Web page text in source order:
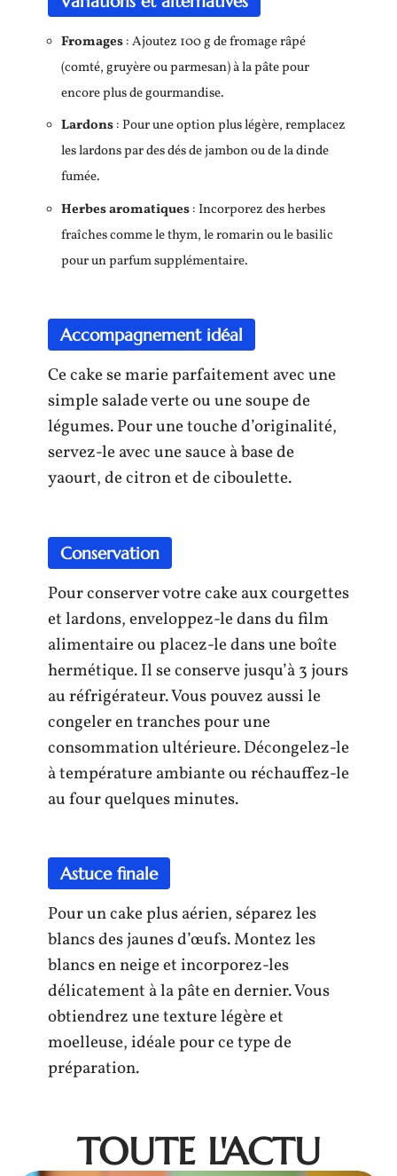
Fromages: Ajoutez 100 g de fromage râpé
(comté, gruyère ou parmesan) à la pâte pour
encore plus de gourmandise.
Lardons: Pour une option plus légère, remplacez
les lardons par des dés de jambon ou de la dinde
fumée.
Herbes aromatiques: Incorporez des herbes
fraîches comme le thym, le romarin ou le basilic
pour un parfum supplémentaire.
Accompagnement idéal
Ce cake se marie parfaitement avec une
simple salade verte ou une soupe de
légumes. Pour une touche d’originalité,
servez-le avec une sauce à base de
yaourt, de citron et de ciboulette.
Conservation
Pour conserver votre cake aux courgettes
et lardons, enveloppez-le dans du film
alimentaire ou placez-le dans une boîte
hermétique. Il se conserve jusqu’à 3 jours
au réfrigérateur. Vous pouvez aussi le
congeler en tranches pour une
consommation ultérieure. Décongelez-le
à température ambiante ou réchauffez-le
au four quelques minutes.
Astuce finale
Pour un cake plus aérien, séparez les
blancs des jaunes d’œufs. Montez les
blancs en neige et incorporez-les
délicatement à la pâte en dernier. Vous
obtiendrez une texture légère et
moelleuse, idéale pour ce type de
préparation.
TOUTE L'ACTU